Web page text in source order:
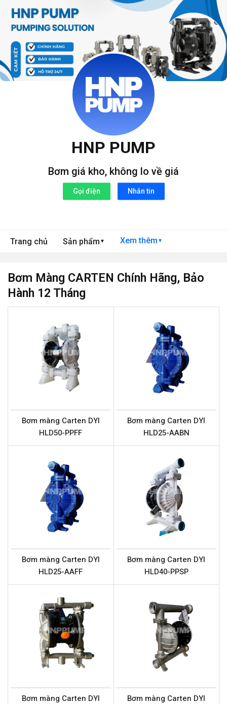
qua
dung
HNP PUMP
Bơm giá kho, không lo về giá
Gọi điện Nhắn tin
Trang chủ Sản phẩm ▼ Xem thêm ▼
Bơm Màng CARTEN Chính Hãng, Bảo
Hành 12 Tháng
Bơm màng Carten DYI
HLD50-PPFF
Bơm màng Carten DYI
HLD25-AABN
Bơm màng Carten DYI
HLD25-AAFF
Bơm màng Carten DYI
HLD40-PPSP
Bơm màng Carten DYI
Bơm màng Carten DYI